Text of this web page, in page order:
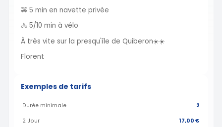
🚕 5 min en navette privée
🚴 5/10 min à vélo
À très vite sur la presqu'île de Quiberon☀️☀️
Florent
Exemples de tarifs
Durée minimale 2
2 Jour 17,00 €